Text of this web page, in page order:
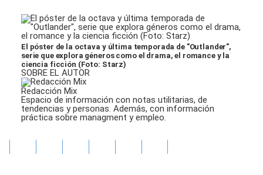
El póster de la octava y última temporada de "Outlander",
serie que explora géneros como el drama, el romance y la
ciencia ficción (Foto: Starz)
SOBRE EL AUTOR
Redacción Mix
Espacio de información con notas utilitarias, de
tendencias y personas. Además, con información
práctica sobre managment y empleo.